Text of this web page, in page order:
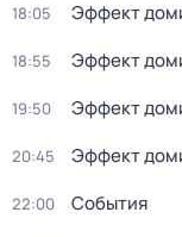
18:05 Эффект
18:55 Эффект
19:50 Эффект
20:45 Эффект
22:00 События